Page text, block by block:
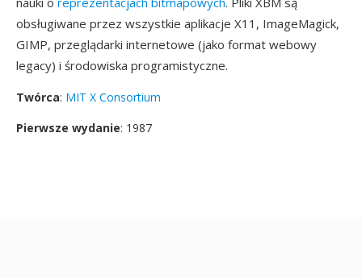
obsługiwane przez wszystkie aplikacje X11, ImageMagick,
GIMP, przeglądarki internetowe (jako format webowy
legacy) i środowiska programistyczne.
Twórca: MIT X Consortium
Pierwsze wydanie: 1987